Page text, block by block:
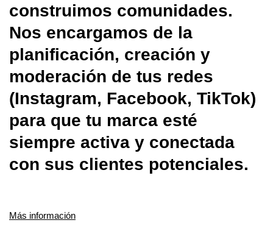
construimos comunidades.
Nos encargamos de la
planificación, creación y
moderación de tus redes
(Instagram, Facebook, TikTok)
para que tu marca esté
siempre activa y conectada
con sus clientes potenciales.
Más información